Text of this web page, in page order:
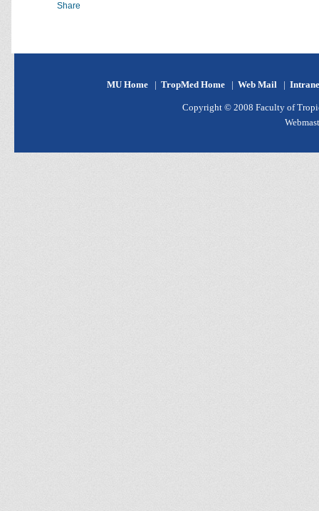
Share
MU Home | TropMed Home | Web Mail |
Copyright © 2008 Faculty of